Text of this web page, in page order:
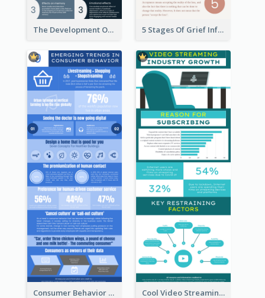
The Development Of Social Media Use Infographic 5 Stages Of Grief Infographic (With Explanation))
Consumer Behavior Analysis Infographic Design Cool Video Streaming Trend Infographic Design Idea